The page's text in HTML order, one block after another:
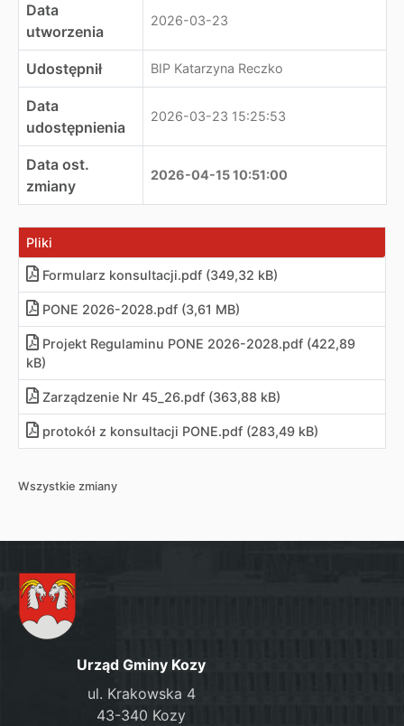
Data
utworzenia
2026-03-23
Udostępnił BIP Katarzyna Reczko
Data
udostępnienia
2026-03-23 15:25:53
Data ost.
zmiany
2026-04-15 10:51:00
Pliki
Formularz konsultacji.pdf (349,32 kB)
PONE 2026-2028.pdf (3,61 MB)
Projekt Regulaminu PONE 2026-2028.pdf (422,89
kB)
Zarządzenie Nr 45_26.pdf (363,88 kB)
protokół z konsultacji PONE.pdf (283,49 kB)
Wszystkie zmiany
Urząd Gminy Kozy
ul. Krakowska 4
43-340 Kozy